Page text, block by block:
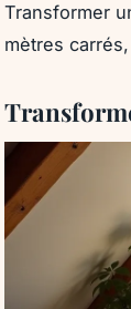
Transformer
mètres